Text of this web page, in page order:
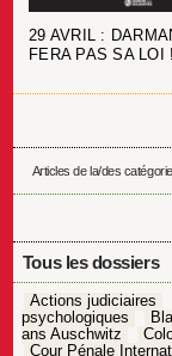
29 AVRIL :
FERA PAS SA LOI !
Articles de la/des
Tous les dossiers
Actions judiciaires
psychologiques
ans Auschwitz
Cour Pénale